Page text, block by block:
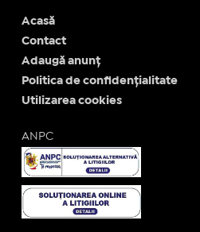
Acasă
Contact
Adaugă anunț
Politica de confidențialitate
Utilizarea cookies
ANPC